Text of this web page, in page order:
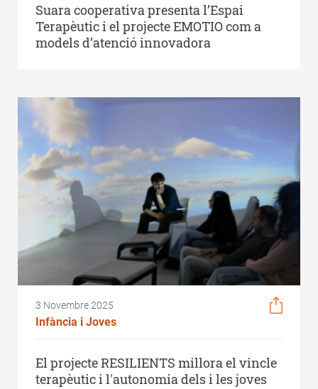
Suara cooperativa presenta l’Espai
Terapèutic i el projecte EMOTIO com a
models d’atenció innovadora
3 Novembre 2025
Infància i Joves
El projecte RESILIENTS millora el vincle
terapèutic i l'autonomia dels i les joves